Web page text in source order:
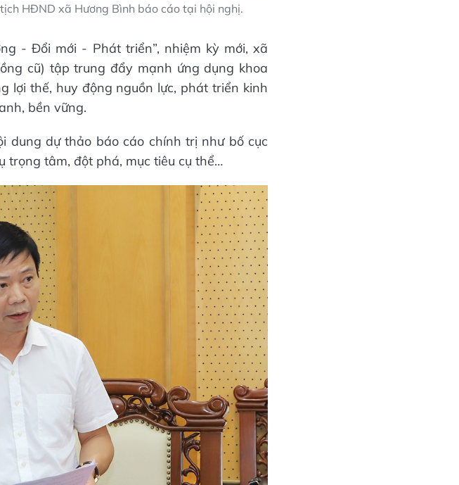
HĐND xã Hương Bình báo cáo tại hội nghị.
- Đổi mới - Phát triển”, nhiệm kỳ mới, xã
cũ) tập trung đẩy mạnh ứng dụng khoa
lợi thế, huy động nguồn lực, phát triển kinh
bền vững.
dung dự thảo báo cáo chính trị như bố cục
trọng tâm, đột phá, mục tiêu cụ thể…